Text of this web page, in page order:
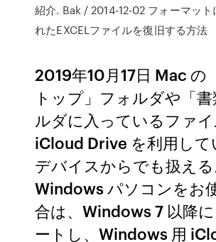
紹介. Bak / 2014-12-02 フォーマット
れたEXCELファイルを復旧する方法
2019年10月17日 Mac の
トップ」フォルダや「
ルダに入っているファイ
iCloud Drive を利用して
デバイスからでも扱える
Windows パソコンをお
合は、Windows 7 以降
ートし、Windows 用